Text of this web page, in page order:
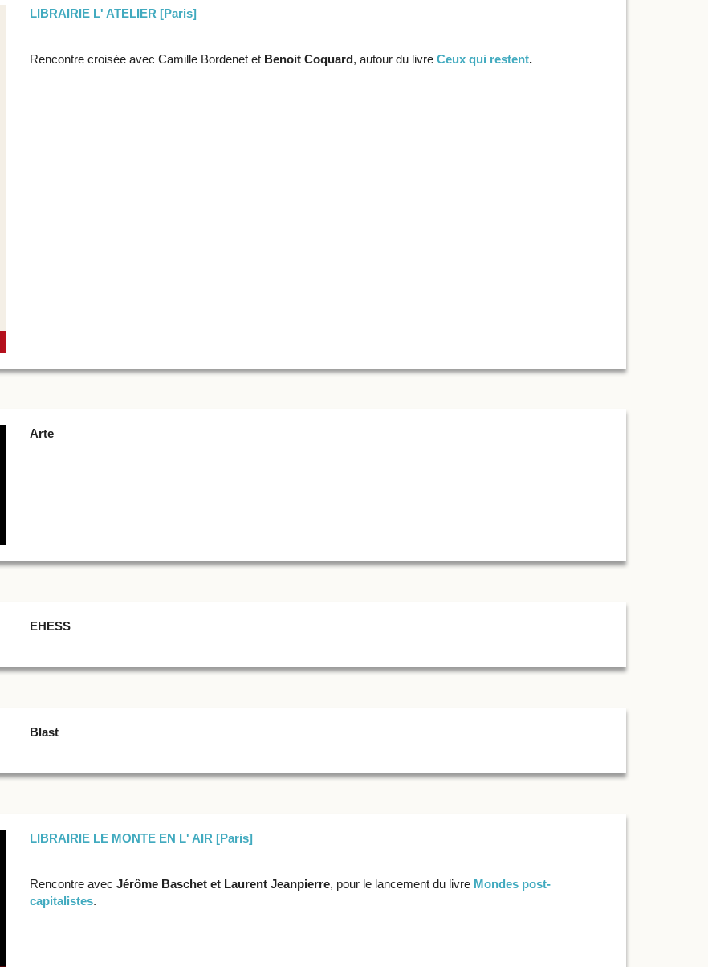
LIBRAIRIE L' ATELIER [Paris]
Rencontre croisée avec Camille Bordenet et Benoit Coquard, autour du livre Ceux qui restent.
Arte
EHESS
Blast
LIBRAIRIE LE MONTE EN L' AIR [Paris]
Rencontre avec Jérôme Baschet et Laurent Jeanpierre, pour le lancement du livre Mondes post-
capitalistes.